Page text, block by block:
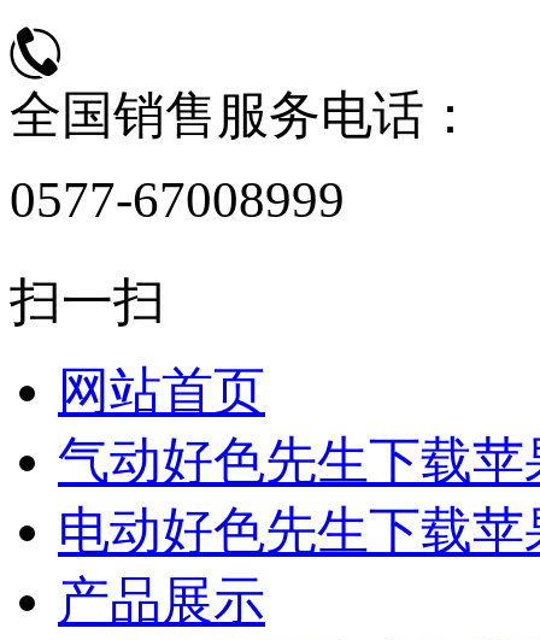
全国销售服务电话：
0577-67008999
扫一扫
网站首页
气动好色先生下载
电动好色先生下载
产品展示